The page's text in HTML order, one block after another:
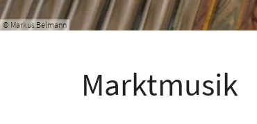
© Markus Belmann
Marktmusik